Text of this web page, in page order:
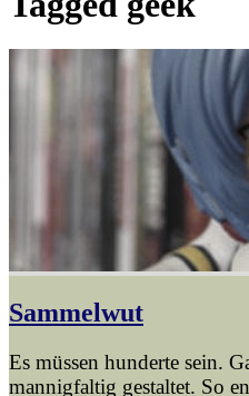
Sammelwut
Es müssen hunderte sein.
mannigfaltig gestaltet. So